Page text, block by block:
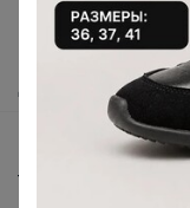
Как сделать заказ?
Как получить?
Доставка
Торговые марки